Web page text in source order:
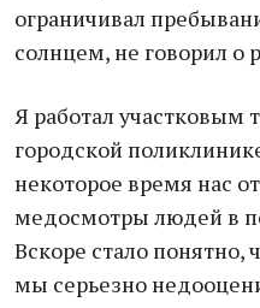
ограничивал
солнцем, не говорил о
Я работал участковым
городской
некоторое время нас
медосмотры людей в
Вскоре стало понятно,
мы серьезно